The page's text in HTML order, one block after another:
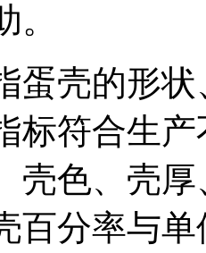
蛋壳的形
标符合生
壳色、壳
百分率与